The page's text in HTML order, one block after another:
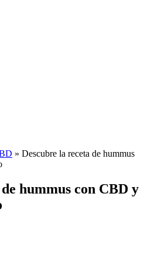
» Descubre la receta de hummus
hummus con CBD y